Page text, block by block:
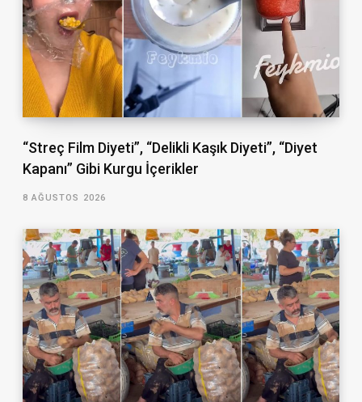
“Streç Film Diyeti”, “Delikli Kaşık Diyeti”, “Diyet
Kapanı” Gibi Kurgu İçerikler
8 AĞUSTOS 2026